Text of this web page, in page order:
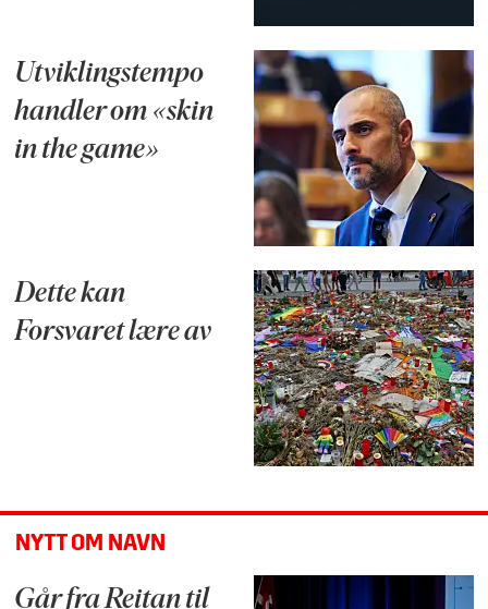
Utviklingstempo
handler om «skin
in the game»
Dette kan
Forsvaret lære av
NYTT OM NAVN
Går fra Reitan til